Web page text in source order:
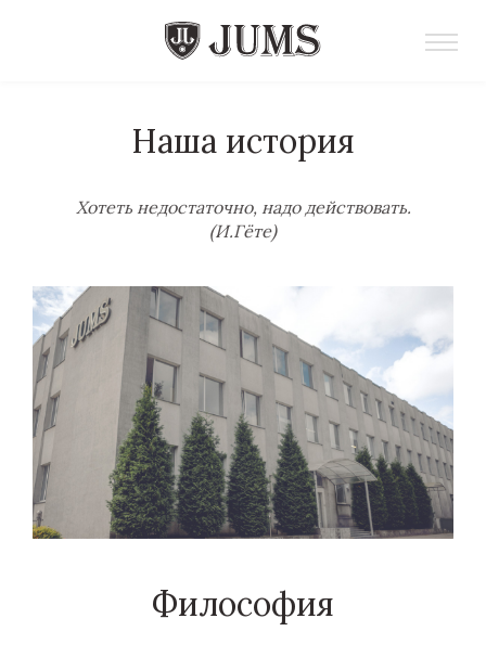
Наша история
Хотеть недостаточно, надо действовать.
(И.Гёте)
Философия